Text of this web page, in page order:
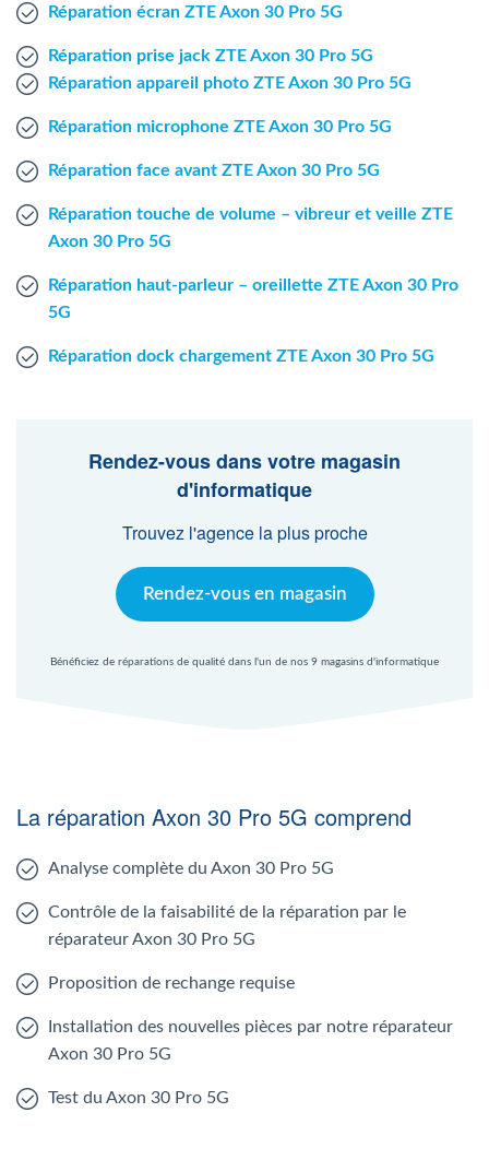
Réparation écran ZTE Axon 30 Pro 5G
Réparation prise jack ZTE Axon 30 Pro 5G
Réparation appareil photo ZTE Axon 30 Pro 5G
Réparation microphone ZTE Axon 30 Pro 5G
Réparation face avant ZTE Axon 30 Pro 5G
Réparation touche de volume – vibreur et veille ZTE
Axon 30 Pro 5G
Réparation haut-parleur – oreillette ZTE Axon 30 Pro
5G
Réparation dock chargement ZTE Axon 30 Pro 5G
Rendez-vous dans votre magasin
d'informatique
Trouvez l'agence la plus proche
Rendez-vous en magasin
Bénéficiez de réparations de qualité dans l'un de nos 9 magasins d'informatique
La réparation Axon 30 Pro 5G comprend
Analyse complète du Axon 30 Pro 5G
Contrôle de la faisabilité de la réparation par le
réparateur Axon 30 Pro 5G
Proposition de rechange requise
Installation des nouvelles pièces par notre réparateur
Axon 30 Pro 5G
Test du Axon 30 Pro 5G